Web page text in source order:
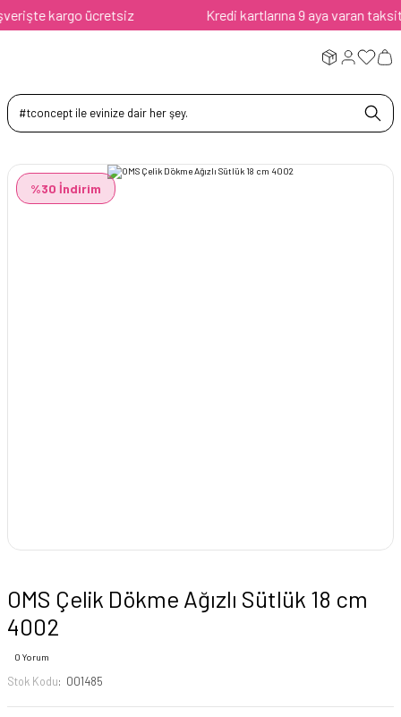
kargo ücretsiz Kredi kartlarına 9 aya varan taksit
%30 İndirim
OMS Çelik Dökme Ağızlı Sütlük 18 cm
4002
0 Yorum
Stok Kodu 001485